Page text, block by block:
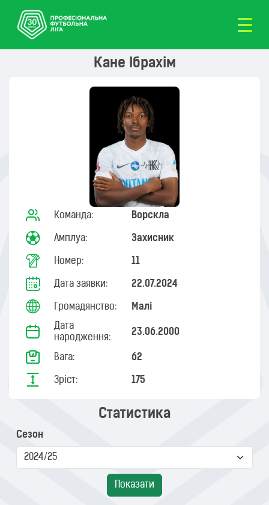
Кане Ібрахім
Команда: Ворскла
Амплуа: Захисник
Номер: 11
Дата заявки: 22.07.2024
Громадянство: Малі
Дата
народження:
23.06.2000
Вага: 62
Зріст: 175
Статистика
Сезон
Показати